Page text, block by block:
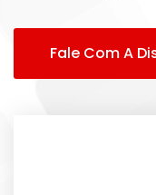
Fale Com A